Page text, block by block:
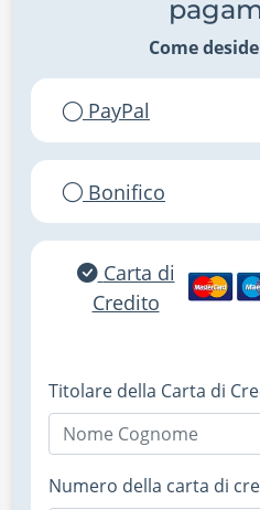
Come
PayPal
Bonifico
Carta di
Credito
Titolare della Carta di
Numero della carta di